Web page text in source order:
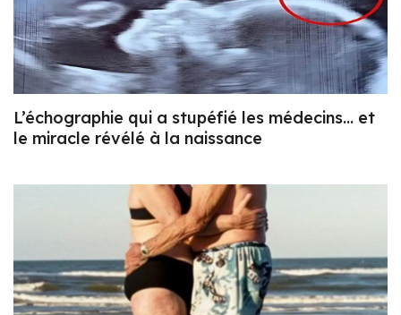
L’échographie qui a stupéfié les médecins… et
le miracle révélé à la naissance